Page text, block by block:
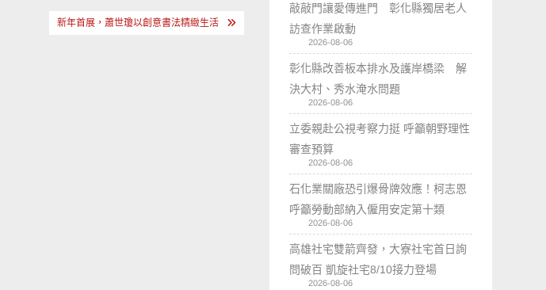
新年首展，蕭世瓊以創意書法精緻生活
敲敲門讓愛傳進門 彰化縣獨居老人
訪查作業啟動
2026-08-06
彰化縣改善板本排水及護岸橋梁 解
決大村、秀水淹水問題
2026-08-06
立委親赴公視考察力挺 呼籲朝野理性
審查預算
2026-08-06
石化業關廠恐引爆骨牌效應！柯志恩
呼籲勞動部納入僱用安定第十類
2026-08-06
高雄社宅雙箭齊發，大寮社宅首日詢
問破百 凱旋社宅8/10接力登場
2026-08-06